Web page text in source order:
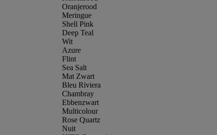
Oranjerood
Meringue
Shell Pink
Deep Teal
Wit
Azure
Flint
Sea Salt
Mat Zwart
Bleu Riviera
Chambray
Ebbenzwart
Multicolour
Rose Quartz
Nuit